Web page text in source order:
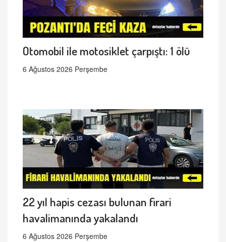
Otomobil ile motosiklet çarpıştı: 1 ölü
6 Ağustos 2026 Perşembe
22 yıl hapis cezası bulunan firari
havalimanında yakalandı
6 Ağustos 2026 Perşembe